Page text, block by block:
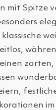
mit Spitze
zarten,